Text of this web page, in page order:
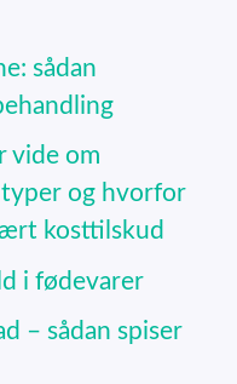
sådan
vide om
typer og hvorfor
kosttilskud
i fødevarer
– sådan spiser